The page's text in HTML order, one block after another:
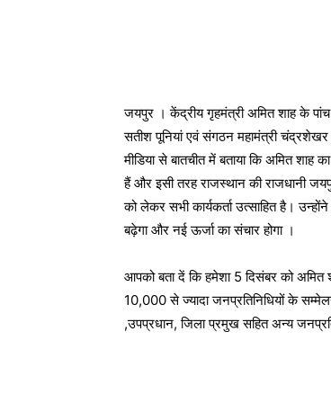
जयपुर । केंद्रीय गृहमंत्री अमित शाह के
सतीश पूनियां एवं संगठन महामंत्री चंद्रशेखर
मीडिया से बातचीत में बताया कि अमित
हैं और इसी तरह राजस्थान की राजधानी
को लेकर सभी कार्यकर्ता उत्साहित है।
बढ़ेगा और नई ऊर्जा का संचार होगा ।
आपको बता दें कि हमेशा 5 दिसंबर को
10,000 से ज्यादा जनप्रतिनिधियों के
,उपप्रधान, जिला प्रमुख सहित अन्य